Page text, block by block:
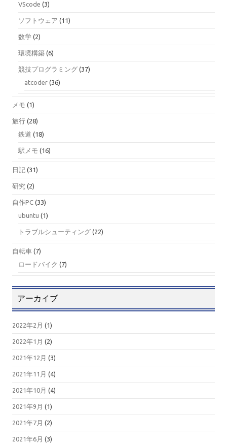
VScode (3)
ソフトウェア (11)
数学 (2)
環境構築 (6)
競技プログラミング (37)
atcoder (36)
メモ (1)
旅行 (28)
鉄道 (18)
駅メモ (16)
日記 (31)
研究 (2)
自作PC (33)
ubuntu (1)
トラブルシューティング (22)
自転車 (7)
ロードバイク (7)
アーカイブ
2022年2月 (1)
2022年1月 (2)
2021年12月 (3)
2021年11月 (4)
2021年10月 (4)
2021年9月 (1)
2021年7月 (2)
2021年6月 (3)